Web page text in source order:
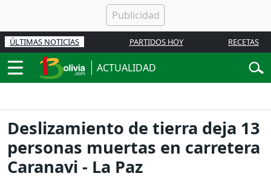
ÚLTIMAS NOTICIAS PARTIDOS HOY RECETAS
ACTUALIDAD
Deslizamiento de tierra deja 13
personas muertas en carretera
Caranavi - La Paz